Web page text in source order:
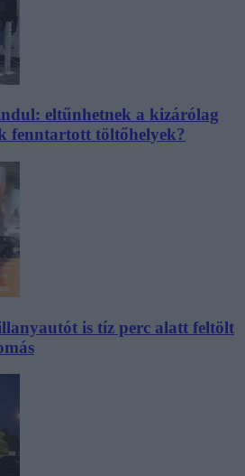
eltűnhetnek a kizárólag
fenntartott töltőhelyek?
is tíz perc alatt feltölt